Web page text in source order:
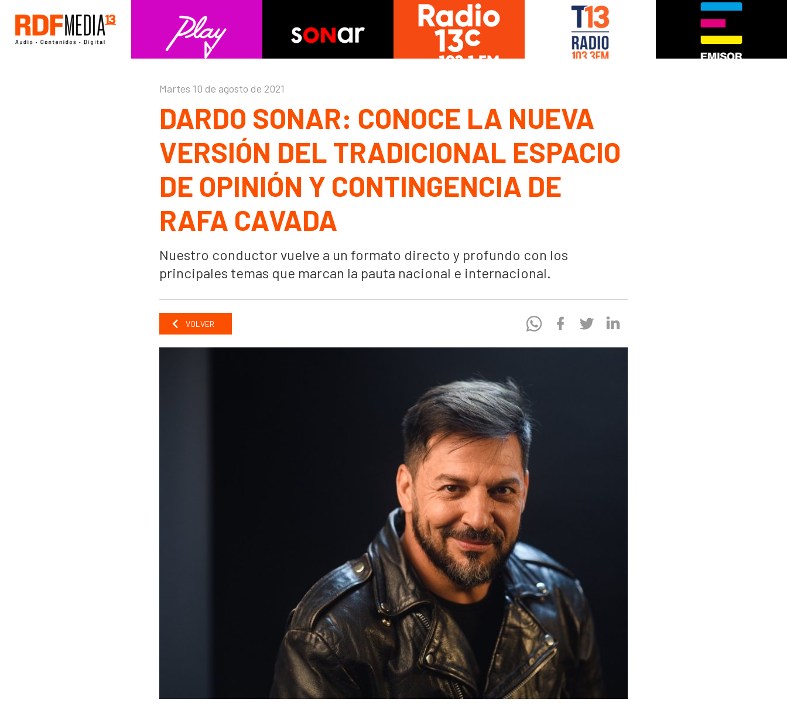
Martes 10 de agosto de 2021
DARDO SONAR: CONOCE LA NUEVA
VERSIÓN DEL TRADICIONAL ESPACIO
DE OPINIÓN Y CONTINGENCIA DE
RAFA CAVADA
Nuestro conductor vuelve a un formato directo y profundo con los
principales temas que marcan la pauta nacional e internacional.
VOLVER